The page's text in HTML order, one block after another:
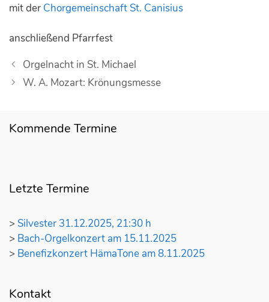
mit der Chorgemeinschaft St. Canisius
anschließend Pfarrfest
B
e
r
-
v
i
g
t
Orgelnacht in St. Michael
W. A. Mozart: Krönungsmesse
Kommende Termine
Letzte Termine
> Silvester 31.12.2025, 21:30 h
> Bach-Orgelkonzert am 15.11.2025
> Benefizkonzert HämaTone am 8.11.2025
Kontakt